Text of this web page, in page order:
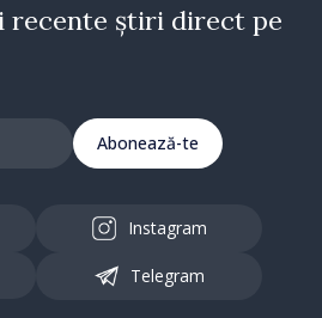
recente știri direct pe
Abonează-te
Instagram
Telegram